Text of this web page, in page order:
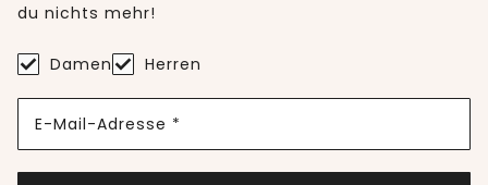
du nichts mehr!
Damen Herren
E-Mail-Adresse *